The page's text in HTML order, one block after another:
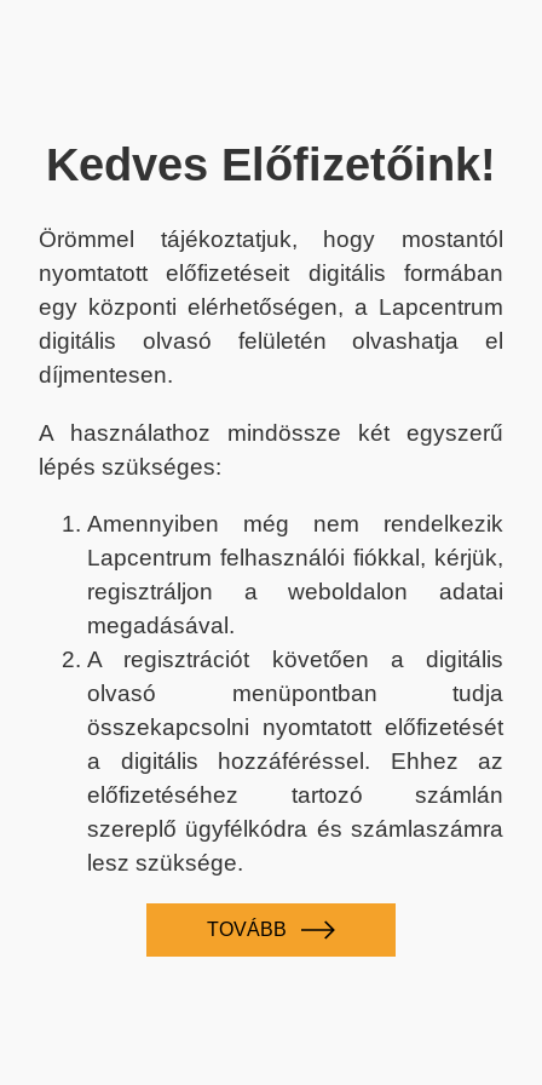
Kedves Előfizetőink!
Örömmel tájékoztatjuk, hogy mostantól
nyomtatott előfizetéseit digitális formában
egy központi elérhetőségen, a Lapcentrum
digitális olvasó felületén olvashatja el
díjmentesen.
A használathoz mindössze két egyszerű
lépés szükséges:
Amennyiben még nem rendelkezik
Lapcentrum felhasználói fiókkal, kérjük,
regisztráljon a weboldalon adatai
megadásával.
A regisztrációt követően a digitális
olvasó menüpontban tudja
összekapcsolni nyomtatott előfizetését
a digitális hozzáféréssel. Ehhez az
előfizetéséhez tartozó számlán
szereplő ügyfélkódra és számlaszámra
lesz szüksége.
TOVÁBB